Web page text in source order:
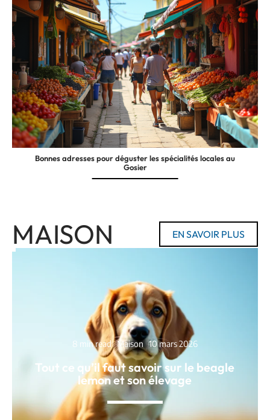
Bonnes adresses pour déguster les spécialités locales au
Gosier
MAISON EN SAVOIR PLUS
8 min read Maison 10 mars 2026
Tout ce qu’il faut savoir sur le beagle
lemon et son élevage